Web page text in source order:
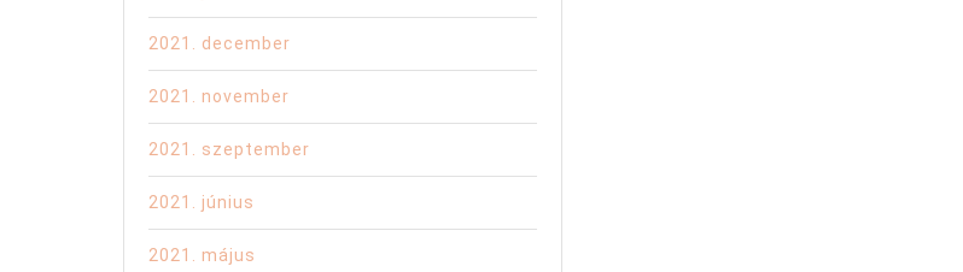
2021. december
2021. november
2021. szeptember
2021. június
2021. május